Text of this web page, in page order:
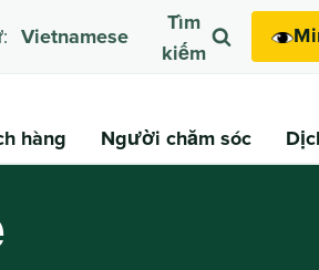
Vietnamese
Tìm
kiếm
hàng Người chăm sóc